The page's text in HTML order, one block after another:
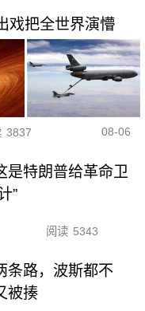
戏把全世界演懵
3837 08-06
是特朗普给革命卫
”
阅读 5343
条路，波斯都不
被揍